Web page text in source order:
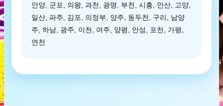
안양, 군포, 의왕, 과천, 광명, 부천, 시흥, 안산, 고양,
일산, 파주, 김포, 의정부, 양주, 동두천, 구리, 남양
주, 하남, 광주, 이천, 여주, 양평, 안성, 포천, 가평,
연천